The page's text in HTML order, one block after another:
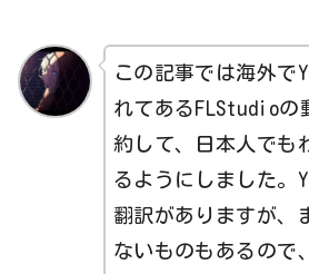
この記事では海外で
れてあるFLStudioの
約して、日本人でも
るようにしました。
翻訳がありますが、
ないものもあるので